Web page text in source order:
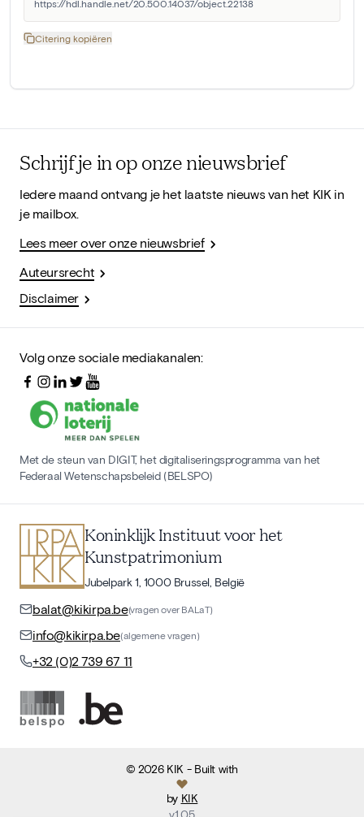
https://hdl.handle.net/20.500.14037/object.22138
Citering kopiëren
Schrijf je in op onze nieuwsbrief
Iedere maand ontvang je het laatste nieuws van het KIK in
je mailbox.
Lees meer over onze nieuwsbrief
Auteursrecht
Disclaimer
Volg onze sociale mediakanalen:
Met de steun van DIGIT, het digitaliseringsprogramma van het
Federaal Wetenschapsbeleid (BELSPO)
Koninklijk Instituut voor het
Kunstpatrimonium
Jubelpark 1, 1000 Brussel, België
balat@kikirpa.be(vragen over BALaT)
info@kikirpa.be(algemene vragen)
+32 (0)2 739 67 11
©2026 KIK - Built with
by KIK
v1.05